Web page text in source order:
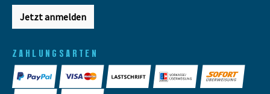
Jetzt anmelden
ZAHLUNGSARTEN